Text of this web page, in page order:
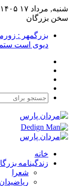
شنبه, مرداد ۱۷ ۱۴۰۵
سخن بزرگان
بزرگمهر :
دیوی است
خانه
زندگینامه
شعرا
ریاضیدان